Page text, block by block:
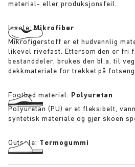
material- eller produksjonsfeil.
Insole:Mikrofiber
Mikrofigerstoff er et hudvennlig
likevel rivefast. Ettersom den er fri
bestanddeler, brukes den bl.a. til
dekkmateriale for trekket på
Footbed material: Polyuretan
Polyuretan (PU) er et fleksibelt,
syntetisk materiale og gjør skoen
Outsole: Termogummi